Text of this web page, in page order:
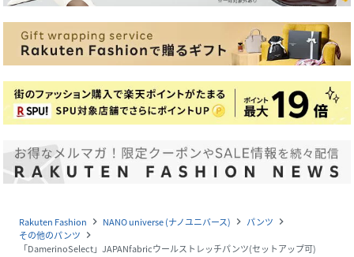
Rakuten Fashion navigate_next NANO universe (ナノユニバース) navigate_next パンツ navigate_next
その他のパンツ navigate_next
「DamerinoSelect」JAPANfabricウールストレッチパンツ(セットアップ可)